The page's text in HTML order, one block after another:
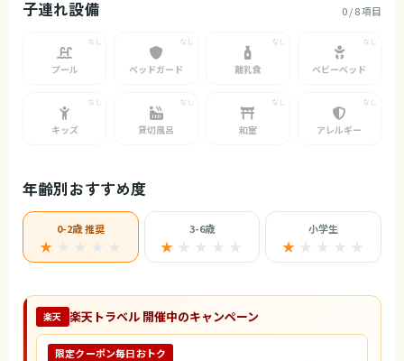
子連れ設備 0 / 8 項目
プール ベッドガード 離乳食 ベビーベッド
キッズ 貸切風呂 和室 アレルギー
年齢別おすすめ度
0-2歳 推奨
★ ★ ★ ★ ★
3-6歳
★ ★ ★ ★ ★
小学生
★ ★ ★ ★ ★
楽天 楽天トラベル 開催中のキャンペーン
限定クーポン毎日おトク